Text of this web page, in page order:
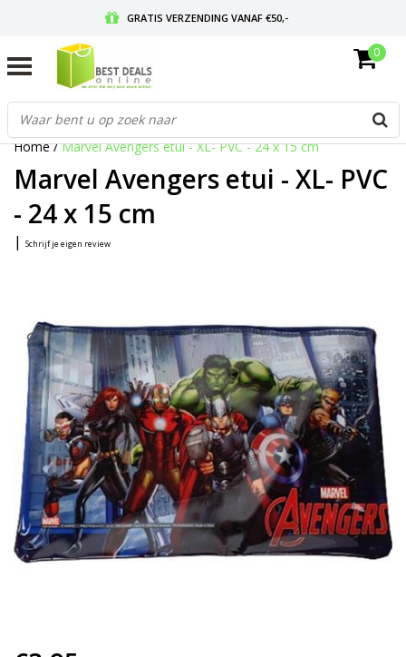
GRATIS VERZENDING VANAF €50,-
GRATIS RETOURNEREN EN 30 DAGEN BEDENKTIJD
0
Home/Marvel Avengers etui - XL- PVC - 24 x 15 cm
Marvel Avengers etui - XL- PVC
- 24 x 15 cm
| Schrijf je eigen review